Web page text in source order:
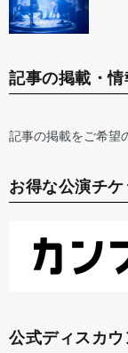
記事の掲載・
記事の掲載をご希望
お得な公演チ
公式ディスカ